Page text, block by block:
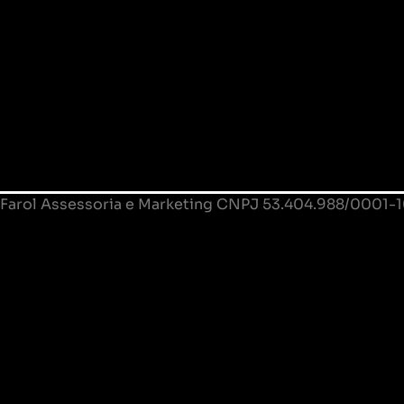
Farol Assessoria e Marketing CNPJ 53.404.988/0001-